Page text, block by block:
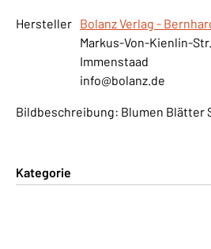
Hersteller Bolanz Verlag -
Markus-Von-Kienlin-
Immenstaad
info@bolanz.de
Bildbeschreibung: Blumen Blätter
Kategorie